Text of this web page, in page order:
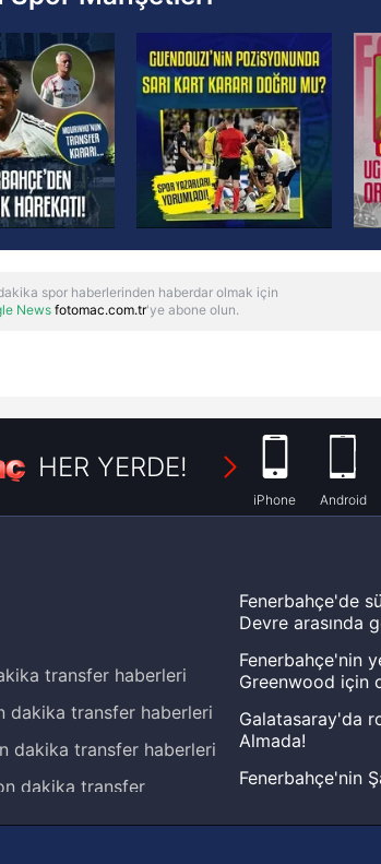
spor haberlerinden haberdar olmak için
Newsfotomac.com.tr'ye abone olun.
HER YERDE!
iPhone Android
transfer haberleri
dakika transfer haberleri
dakika transfer haberleri
dakika transfer
Fenerbahçe'de
Devre arasında
Fenerbahçe'nin
Greenwood için
Galatasaray'da
Almada!
Fenerbahçe'nin
Zabrze'yi